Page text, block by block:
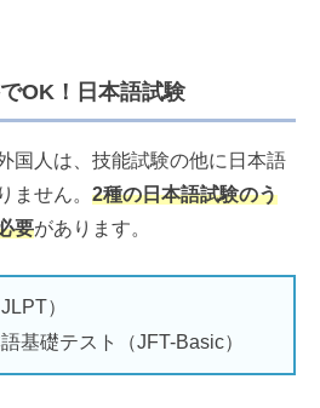
OK！日本語試験
国人は、技能試験の他に日本語
ません。 2種の日本語試験のう
要があります。
）
基礎テスト（JFT-Basic）